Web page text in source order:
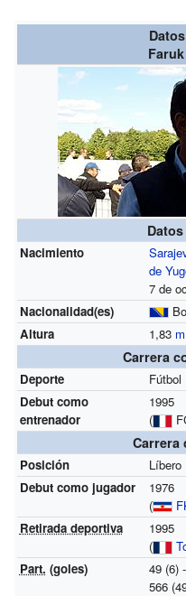
Nacimiento
de
7 de
Nacionalidad(es)
Altura
1,83 m
Carrera
Deporte
Fútbol
Debut como
entrenador
1995
(
Carrera
Posición
Líbero
Debut como jugador
1976
(
Retirada deportiva
1995
(
Part. (goles)
49 (6)
566